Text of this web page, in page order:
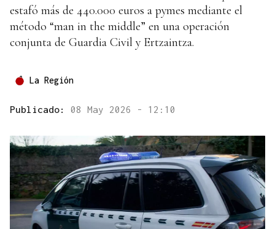
estafó más de 440.000 euros a pymes mediante el
método “man in the middle” en una operación
conjunta de Guardia Civil y Ertzaintza.
La Región
Publicado: 08 May 2026 - 12:10